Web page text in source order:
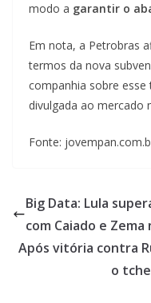
modo a garantir o
Em nota, a Petrobras
termos da nova
companhia sobre
divulgada ao mercado
Fonte:
Big Data: Lula
com Caiado e
Após vitória contra
o